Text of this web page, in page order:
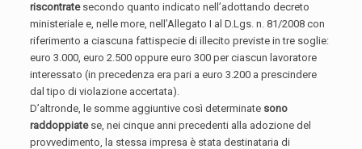
riscontratesecondo quanto indicato nell’adottando decreto
ministeriale e, nelle more, nell’Allegato I al D.Lgs. n. 81/2008 con
riferimento a ciascuna fattispecie di illecito previste in tre soglie:
euro 3.000, euro 2.500 oppure euro 300 per ciascun lavoratore
interessato (in precedenza era pari a euro 3.200 a prescindere
dal tipo di violazione accertata).
D’altronde, le somme aggiuntive così determinate sono
raddoppiatese, nei cinque anni precedenti alla adozione del
provvedimento, la stessa impresa è stata destinataria di